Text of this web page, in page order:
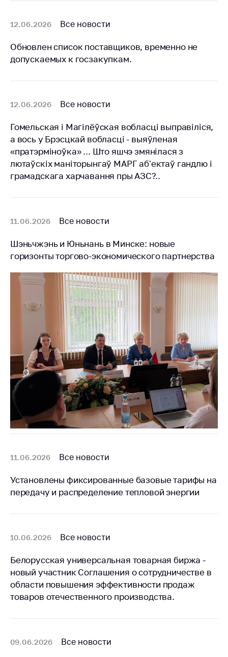
персональных
Новости
граждан и юр. лиц
Прямaя телефоннaя
линия
Горячая линия
Электронные
обращения
цен на лекарства и
медицинские
Контакты
Адрес и режим
работы
Приемная
Министра
Горячая линия
Пресс-служба
Вышестоящий
государственный
орган
Сообщить о росте
Ценообразование
на лекарственные
медицинскую
Решение Комиссии
по установлению
факта нарушения
(отсутствия)
Предостережения и
12.06.2026 Все новости
Обновлен список поставщиков, временно не
допускаемых к госзакупкам.
12.06.2026 Все новости
Гомельская і Магілёўская вобласці выправіліся,
а вось у Брэсцкай вобласці - выяўленая
«пратэрміноўка» ... Што яшчэ змянілася з
лютаўскіх маніторынгаў МАРГ аб'ектаў гандлю і
грамадскага харчавання пры АЗС?..
11.06.2026 Все новости
Шэньчжэнь и Юньнань в Минске: новые
горизонты торгово-экономического партнерства
11.06.2026 Все новости
Установлены фиксированные базовые тарифы на
передачу и распределение тепловой энергии
10.06.2026 Все новости
Белорусская универсальная товарная биржа -
новый участник Соглашения о сотрудничестве в
области повышения эффективности продаж
товаров отечественного производства.
09.06.2026 Все новости